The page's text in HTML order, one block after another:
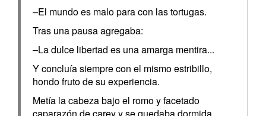
–El mundo es malo para con las tortugas.
Tras una pausa agregaba:
–La dulce libertad es una amarga mentira...
Y concluía siempre con el mismo estribillo,
hondo fruto de su experiencia.
Metía la cabeza bajo el romo y facetado